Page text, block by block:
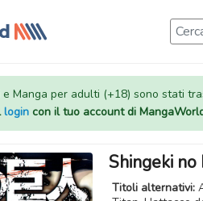
e Manga per adulti (+18) sono stati
logincon il tuo account di
Shingeki no
Titoli alternativi: